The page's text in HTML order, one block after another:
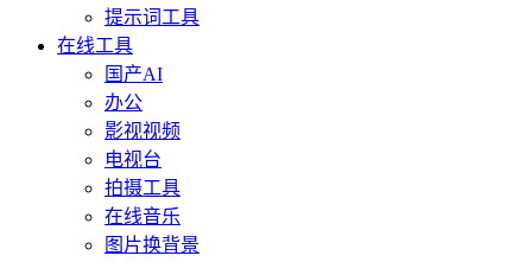
提示词工具
在线工具
国产AI
办公
影视视频
电视台
拍摄工具
在线音乐
图片换背景